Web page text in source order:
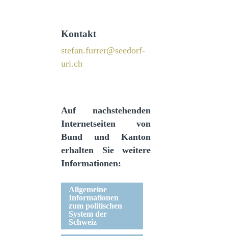
Kontakt
stefan.furrer@seedorf-
uri.ch
Auf nachstehenden
Internetseiten von
Bund und Kanton
erhalten Sie weitere
Informationen:
Allgemeine
Informationen
zum politischen
System der
Schweiz